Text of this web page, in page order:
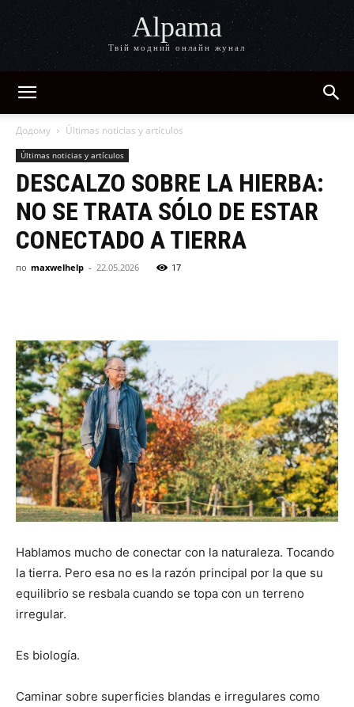
Alpama
Твій модний онлайн жунал
Додому Últimas noticias y artículos
Últimas noticias y artículos
DESCALZO SOBRE LA HIERBA:
NO SE TRATA SÓLO DE ESTAR
CONECTADO A TIERRA
по maxwelhelp - 22.05.2026 17
Hablamos mucho de conectar con la naturaleza. Tocando
la tierra. Pero esa no es la razón principal por la que su
equilibrio se resbala cuando se topa con un terreno
irregular.
Es biología.
Caminar sobre superficies blandas e irregulares como